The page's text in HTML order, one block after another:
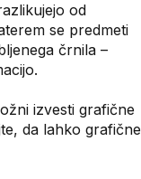
od
se predmeti
črnila –
izvesti grafične
da lahko grafične